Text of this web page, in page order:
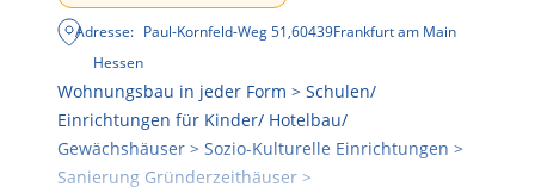
Adresse: Paul-Kornfeld-Weg 51,60439Frankfurt am Main
Hessen
Wohnungsbau in jeder Form > Schulen/
Einrichtungen für Kinder/ Hotelbau/
Gewächshäuser > Sozio-Kulturelle Einrichtungen >
Sanierung Gründerzeithäuser >